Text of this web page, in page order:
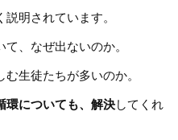
明されています。
、なぜ出ないのか。
生徒たちが多いのか。
環についても、解決してくれ